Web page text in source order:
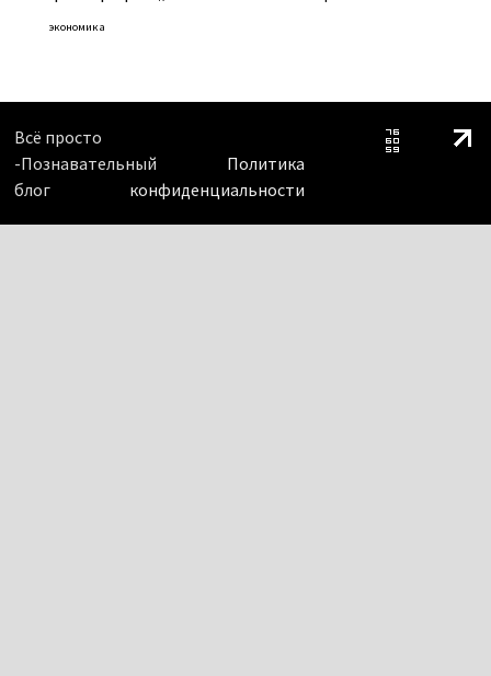
экономика
Всё просто
-Познавательный
блог
Политика
конфиденциальности